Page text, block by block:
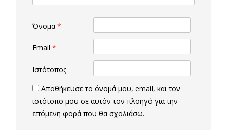
Όνομα *
Email *
Ιστότοπος
Αποθήκευσε το όνομά μου, email, και τον
ιστότοπο μου σε αυτόν τον πλοηγό για την
επόμενη φορά που θα σχολιάσω.